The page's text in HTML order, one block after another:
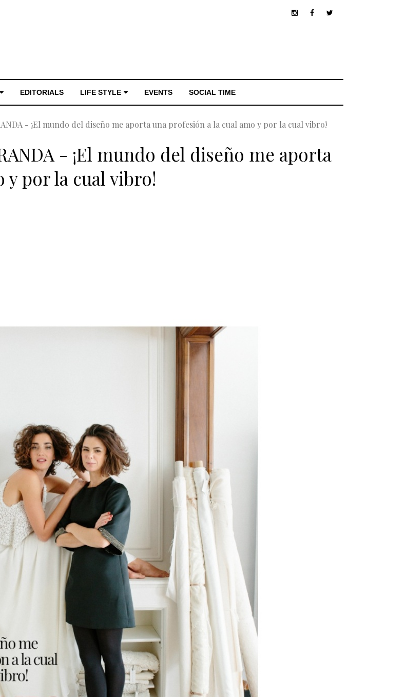
EDITORIALS LIFE STYLE EVENTS SOCIAL TIME
- ¡El mundo del diseño me aporta una profesión a la cual amo y por la cual vibro!
- ¡El mundo del diseño me aporta
y por la cual vibro!